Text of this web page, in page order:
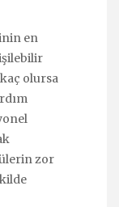
en
olursa
zor